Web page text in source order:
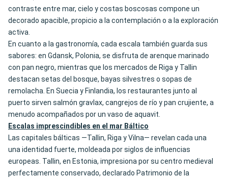
contraste entre mar, cielo y costas boscosas compone un
decorado apacible, propicio a la contemplación o a la exploración
activa.
En cuanto a la gastronomía, cada escala también guarda sus
sabores: en Gdansk, Polonia, se disfruta de arenque marinado
con pan negro, mientras que los mercados de Riga y Tallin
destacan setas del bosque, bayas silvestres o sopas de
remolacha. En Suecia y Finlandia, los restaurantes junto al
puerto sirven salmón gravlax, cangrejos de río y pan crujiente, a
menudo acompañados por un vaso de aquavit.
Escalas imprescindibles en el mar Báltico
Las capitales bálticas —Tallin, Riga y Vilna— revelan cada una
una identidad fuerte, moldeada por siglos de influencias
europeas. Tallin, en Estonia, impresiona por su centro medieval
perfectamente conservado, declarado Patrimonio de la